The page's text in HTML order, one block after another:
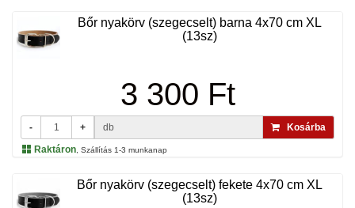
Bőr nyakörv (szegecselt) barna 4x70 cm XL
(13sz)
3 300 Ft
- + db
Kosárba
Raktáron , Szállítás 1-3 munkanap
Bőr nyakörv (szegecselt) fekete 4x70 cm XL
(13sz)